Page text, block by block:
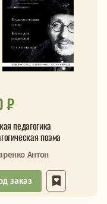
₽
педагогика
поэма
Антон
заказ